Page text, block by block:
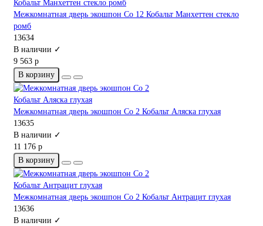
Межкомнатная дверь экошпон Co 12 Кобальт Манхеттен стекло
ромб
13634
В наличии ✓
9 563 р
В корзину
Межкомнатная дверь экошпон Co 2 Кобальт Аляска глухая
13635
В наличии ✓
11 176 р
В корзину
Межкомнатная дверь экошпон Co 2 Кобальт Антрацит глухая
13636
В наличии ✓